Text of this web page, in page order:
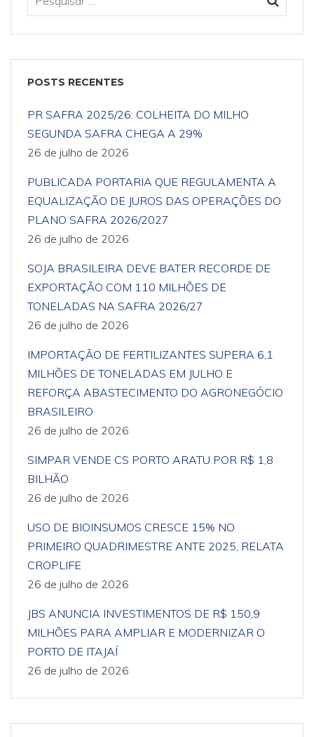
POSTS RECENTES
PR SAFRA 2025/26: COLHEITA DO MILHO
SEGUNDA SAFRA CHEGA A 29%
26 de julho de 2026
PUBLICADA PORTARIA QUE REGULAMENTA A
EQUALIZAÇÃO DE JUROS DAS OPERAÇÕES DO
PLANO SAFRA 2026/2027
26 de julho de 2026
SOJA BRASILEIRA DEVE BATER RECORDE DE
EXPORTAÇÃO COM 110 MILHÕES DE
TONELADAS NA SAFRA 2026/27
26 de julho de 2026
IMPORTAÇÃO DE FERTILIZANTES SUPERA 6,1
MILHÕES DE TONELADAS EM JULHO E
REFORÇA ABASTECIMENTO DO AGRONEGÓCIO
BRASILEIRO
26 de julho de 2026
SIMPAR VENDE CS PORTO ARATU POR R$ 1,8
BILHÃO
26 de julho de 2026
USO DE BIOINSUMOS CRESCE 15% NO
PRIMEIRO QUADRIMESTRE ANTE 2025, RELATA
CROPLIFE
26 de julho de 2026
JBS ANUNCIA INVESTIMENTOS DE R$ 150,9
MILHÕES PARA AMPLIAR E MODERNIZAR O
PORTO DE ITAJAÍ
26 de julho de 2026